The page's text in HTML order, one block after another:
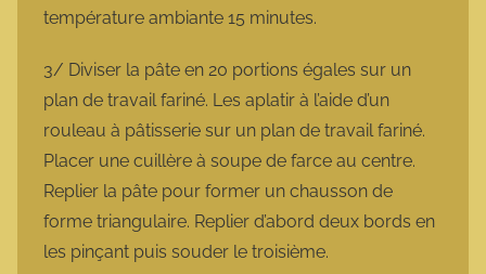
température ambiante 15 minutes.
3/ Diviser la pâte en 20 portions égales sur un
plan de travail fariné. Les aplatir à l’aide d’un
rouleau à pâtisserie sur un plan de travail fariné.
Placer une cuillère à soupe de farce au centre.
Replier la pâte pour former un chausson de
forme triangulaire. Replier d’abord deux bords en
les pinçant puis souder le troisième.